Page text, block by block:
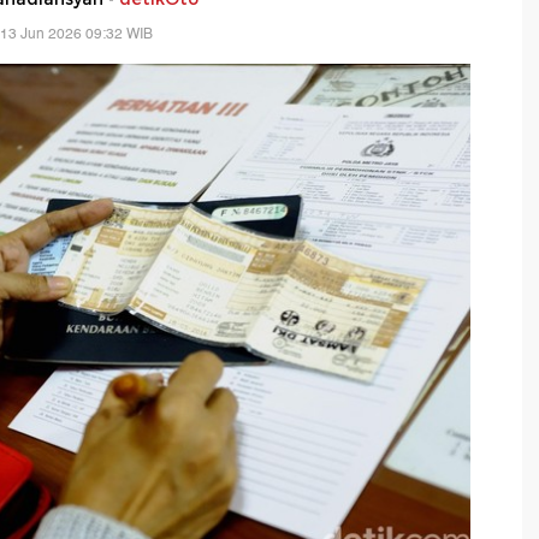
Jun 2026 09:32 WIB